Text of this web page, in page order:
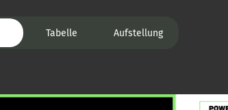
Tabelle Aufstellung